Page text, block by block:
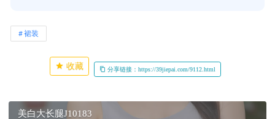
裙装
收藏 分享链接：https://39jiepai.com/9112.html
美白大长腿J10183